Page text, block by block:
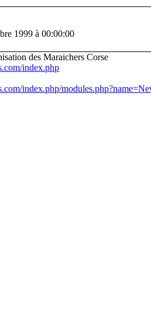
1999 à 00:00:00
des Maraichers Corse
index.php
index.php/